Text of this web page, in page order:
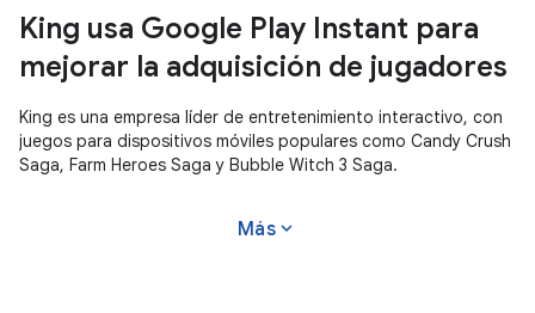
King usa Google Play Instant para
mejorar la adquisición de jugadores
King es una empresa líder de entretenimiento interactivo, con
juegos para dispositivos móviles populares como Candy Crush
Saga, Farm Heroes Saga y Bubble Witch 3 Saga.
Más expand_more